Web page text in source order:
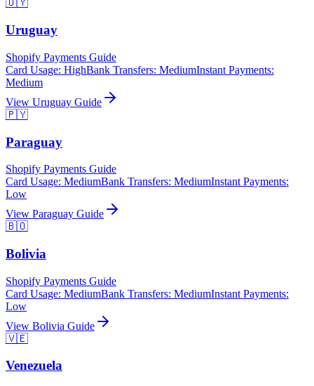
🇺🇾
Uruguay
Shopify Payments Guide
Card Usage: HighBank Transfers: MediumInstant Payments:
Medium
View Uruguay Guide
🇵🇾
Paraguay
Shopify Payments Guide
Card Usage: MediumBank Transfers: MediumInstant Payments:
Low
View Paraguay Guide
🇧🇴
Bolivia
Shopify Payments Guide
Card Usage: MediumBank Transfers: MediumInstant Payments:
Low
View Bolivia Guide
🇻🇪
Venezuela